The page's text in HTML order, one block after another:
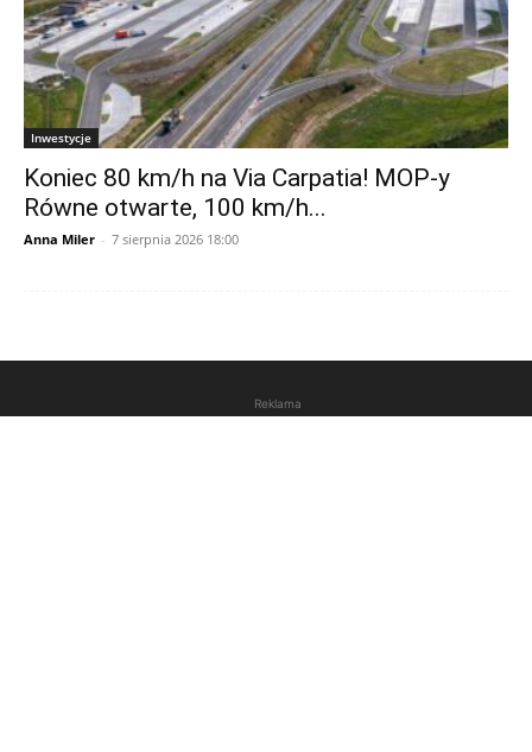
Inwestycje
Koniec 80 km/h na Via Carpatia! MOP-y
Równe otwarte, 100 km/h...
Anna Miler - 7 sierpnia 2026 18:00
Reklama